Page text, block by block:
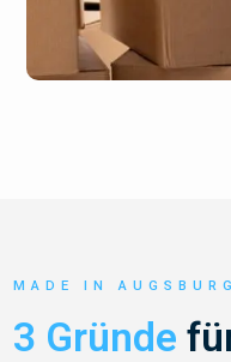
MADE IN AUGSBURG
3 Gründe